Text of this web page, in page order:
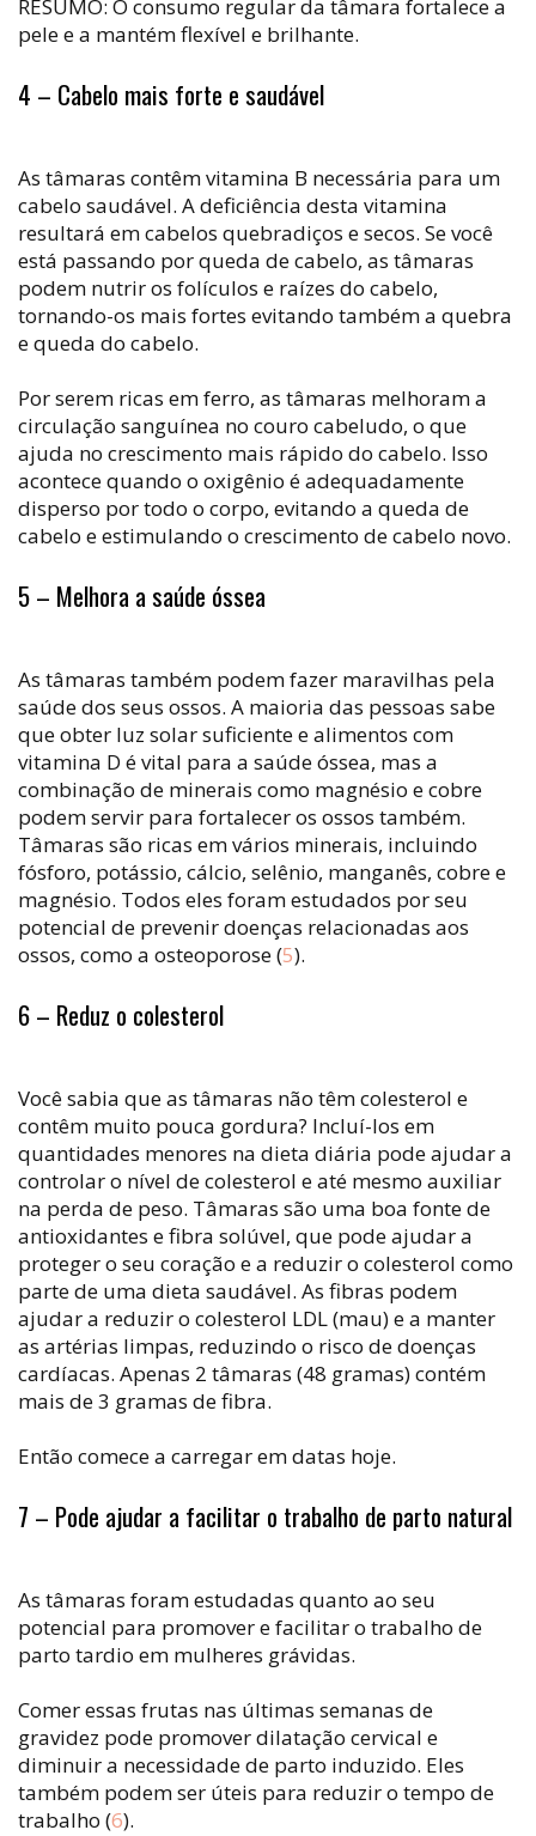
RESUMO: O consumo regular da tâmara fortalece a
pele e a mantém flexível e brilhante.
4 – Cabelo mais forte e saudável
As tâmaras contêm vitamina B necessária para um
cabelo saudável. A deficiência desta vitamina
resultará em cabelos quebradiços e secos. Se você
está passando por queda de cabelo, as tâmaras
podem nutrir os folículos e raízes do cabelo,
tornando-os mais fortes evitando também a quebra
e queda do cabelo.
Por serem ricas em ferro, as tâmaras melhoram a
circulação sanguínea no couro cabeludo, o que
ajuda no crescimento mais rápido do cabelo. Isso
acontece quando o oxigênio é adequadamente
disperso por todo o corpo, evitando a queda de
cabelo e estimulando o crescimento de cabelo novo.
5 – Melhora a saúde óssea
As tâmaras também podem fazer maravilhas pela
saúde dos seus ossos. A maioria das pessoas sabe
que obter luz solar suficiente e alimentos com
vitamina D é vital para a saúde óssea, mas a
combinação de minerais como magnésio e cobre
podem servir para fortalecer os ossos também.
Tâmaras são ricas em vários minerais, incluindo
fósforo, potássio, cálcio, selênio, manganês, cobre e
magnésio. Todos eles foram estudados por seu
potencial de prevenir doenças relacionadas aos
ossos, como a osteoporose (5).
6 – Reduz o colesterol
Você sabia que as tâmaras não têm colesterol e
contêm muito pouca gordura? Incluí-los em
quantidades menores na dieta diária pode ajudar a
controlar o nível de colesterol e até mesmo auxiliar
na perda de peso. Tâmaras são uma boa fonte de
antioxidantes e fibra solúvel, que pode ajudar a
proteger o seu coração e a reduzir o colesterol como
parte de uma dieta saudável. As fibras podem
ajudar a reduzir o colesterol LDL (mau) e a manter
as artérias limpas, reduzindo o risco de doenças
cardíacas. Apenas 2 tâmaras (48 gramas) contém
mais de 3 gramas de fibra.
Então comece a carregar em datas hoje.
7 – Pode ajudar a facilitar o trabalho de parto natural
As tâmaras foram estudadas quanto ao seu
potencial para promover e facilitar o trabalho de
parto tardio em mulheres grávidas.
Comer essas frutas nas últimas semanas de
gravidez pode promover dilatação cervical e
diminuir a necessidade de parto induzido. Eles
também podem ser úteis para reduzir o tempo de
trabalho (6).